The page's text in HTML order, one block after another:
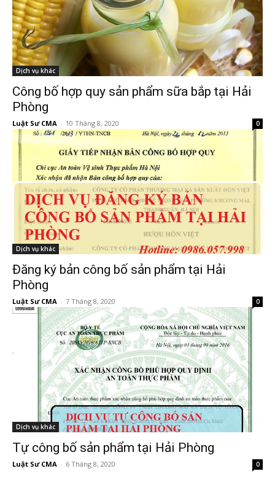
Dịch vụ khác
Công bố hợp quy sản phẩm sữa bắp tại Hải
Phòng
Luật Sư CMA - 10 Tháng 8, 2020 0
Dịch vụ khác
Đăng ký bản công bố sản phẩm tại Hải
Phòng
Luật Sư CMA - 7 Tháng 8, 2020 0
Dịch vụ khác
Tự công bố sản phẩm tại Hải Phòng
Luật Sư CMA - 6 Tháng 8, 2020 0